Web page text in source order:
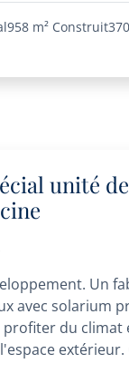
958 m² Construit
unité
Un
avec solarium
du climat
extérieur.